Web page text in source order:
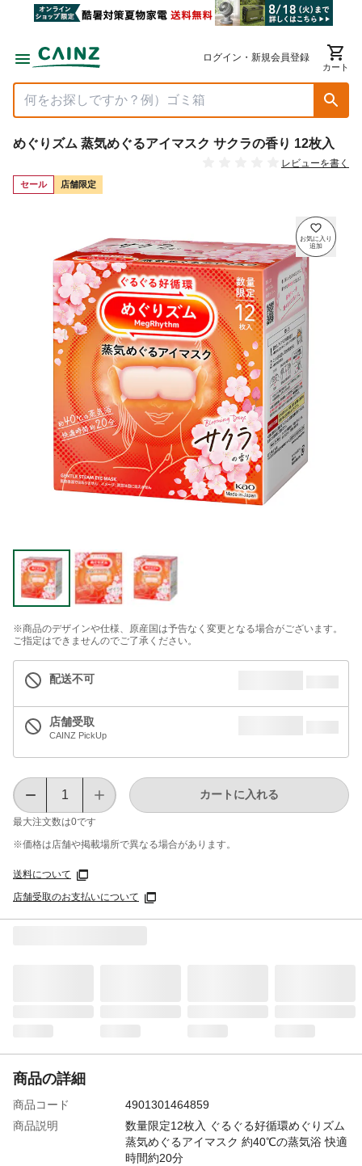
ログイン・新規会員登録
カート
めぐりズム 蒸気めぐるアイマスク サクラの香り 12枚入
レビューを書く
セール 店舗限定
※商品のデザインや仕様、原産国は予告なく変更となる場合がございます。
ご指定はできませんのでご了承ください。
配送不可
店舗受取
CAINZ PickUp
最大注文数は0です
カートに入れる
※価格は​店舗や​掲載場所で​異なる​場合が​あります。
送料について
店舗受取のお支払いについて
商品の詳細
商品コード
4901301464859
商品説明
数量限定12枚入 ぐるぐる好循環めぐりズム
蒸気めぐるアイマスク 約40℃の蒸気浴 快適
時間約20分